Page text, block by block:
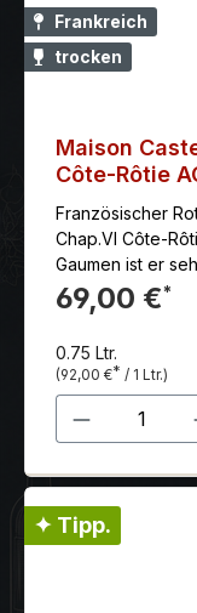
Frankreich
trocken
Maison
Côte-Rôtie
Französischer
Chap.VI Côte-
Gaumen ist er
einer
Begrenzt auf
Jahren noch
69,00 €*
0.75 Ltr.
(92,00 €* / 1 Ltr.)
Produkt
✦ Tipp.